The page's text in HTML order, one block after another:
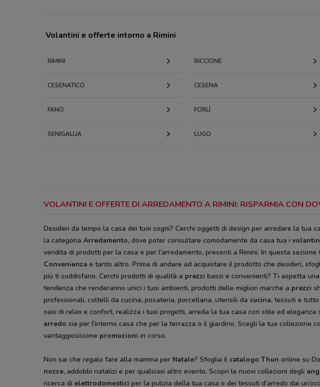
Volantini e offerte intorno a Rimini
RIMINI RICCIONE
CESENATICO CESENA
FANO FORLÌ
SENIGALLIA LUGO
VOLANTINI E OFFERTE DI ARREDAMENTO A RIMINI: RISPARMIA CON
Desideri da tempo la casa dei tuoi sogni? Cerchi oggetti di design per arredare la tua
la categoria Arredamento, dove poter consultare comodamente da casa tua i
vendita di prodotti per la casa e per l’arredamento, presenti a Rimini. In questa sezione
Convenienza e tanto altro. Prima di andare ad acquistare il prodotto che desideri,
più ti soddisfano. Cerchi prodotti di qualità a prezzi bassi e convenienti? Ti aspetta
tendenza che renderanno unici i tuoi ambienti, prodotti delle migliori marche a prezzi
professionali, coltelli da cucina, posateria, porcellana, utensili da cucina, tessuti e
oasi di relax e confort, realizza i tuoi progetti, arreda la tua casa con stile ed eleganza
arredo sia per l'interno casa che per la terrazza o il giardino. Scegli la tua collezione
vantaggiosissime promozioni in corso.
Non sai che regalo fare alla mamma per Natale? Sfoglia il catalogo Thun online su
nozze, addobbi natalizi e per qualsiasi altro evento. Scopri le nuovi collezioni degli
ricerca di elettrodomestici per la pulizia della tua casa o dei tessuti d’arredo dai